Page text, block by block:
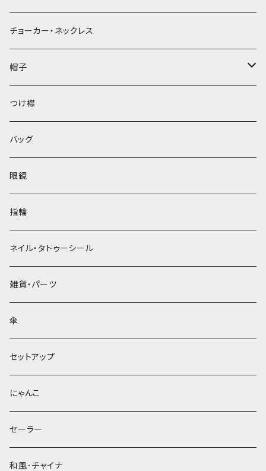
チョーカー・ネックレス
帽子
ベレー帽
つけ襟
バッグ
眼鏡
指輪
ネイル・タトゥーシール
雑貨・パーツ
傘
セットアップ
にゃんこ
セーラー
和風･チャイナ